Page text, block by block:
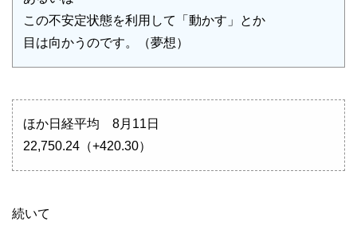
この不安定状態を利用して「動かす」とか
目は向かうのです。（夢想）
ほか日経平均 8月11日
22,750.24（+420.30）
続いて